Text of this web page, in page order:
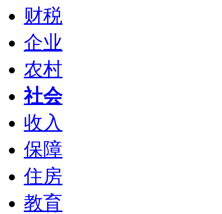
财税
企业
农村
社会
收入
保障
住房
教育